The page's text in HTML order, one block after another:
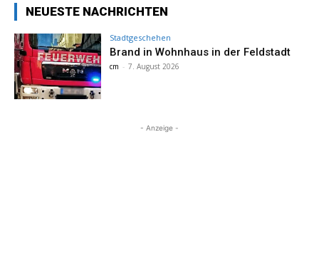
NEUESTE NACHRICHTEN
Stadtgeschehen
Brand in Wohnhaus in der Feldstadt
cm - 7. August 2026
- Anzeige -